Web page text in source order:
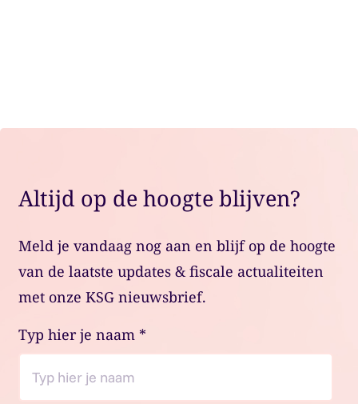
Altijd op de hoogte blijven?
Meld je vandaag nog aan en blijf op de hoogte
van de laatste updates & fiscale actualiteiten
met onze KSG nieuwsbrief.
Typ hier je naam *